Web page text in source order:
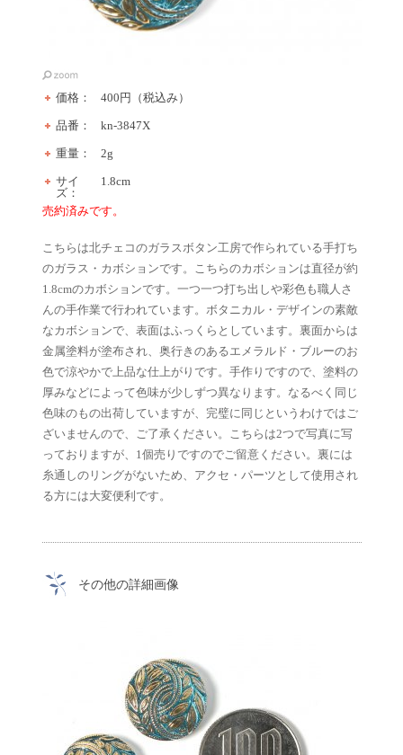
価格： 400円（税込み）
品番： kn-3847X
重量： 2g
サイ
ズ：
1.8cm
売約済みです。
こちらは北チェコのガラスボタン工房で作られている手打ち
のガラス・カボションです。こちらのカボションは直径が約
1.8cmのカボションです。一つ一つ打ち出しや彩色も職人さ
んの手作業で行われています。ボタニカル・デザインの素敵
なカボションで、表面はふっくらとしています。裏面からは
金属塗料が塗布され、奥行きのあるエメラルド・ブルーのお
色で涼やかで上品な仕上がりです。手作りですので、塗料の
厚みなどによって色味が少しずつ異なります。なるべく同じ
色味のもの出荷していますが、完璧に同じというわけではご
ざいませんので、ご了承ください。こちらは2つで写真に写
っておりますが、1個売りですのでご留意ください。裏には
糸通しのリングがないため、アクセ・パーツとして使用され
る方には大変便利です。
その他の詳細画像